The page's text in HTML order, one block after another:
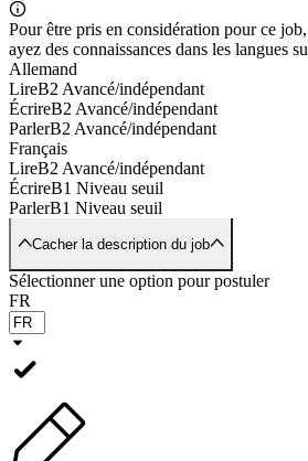
Pour être pris en considération pour ce
ayez des connaissances dans les langues
Allemand
LireB2 Avancé/indépendant
ÉcrireB2 Avancé/indépendant
ParlerB2 Avancé/indépendant
Français
LireB2 Avancé/indépendant
ÉcrireB1 Niveau seuil
ParlerB1 Niveau seuil
Cacher la description du job
Sélectionner une option pour postuler
FR